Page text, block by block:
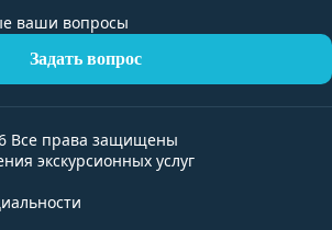
ваши вопросы
Задать вопрос
Все права защищены
экскурсионных услуг